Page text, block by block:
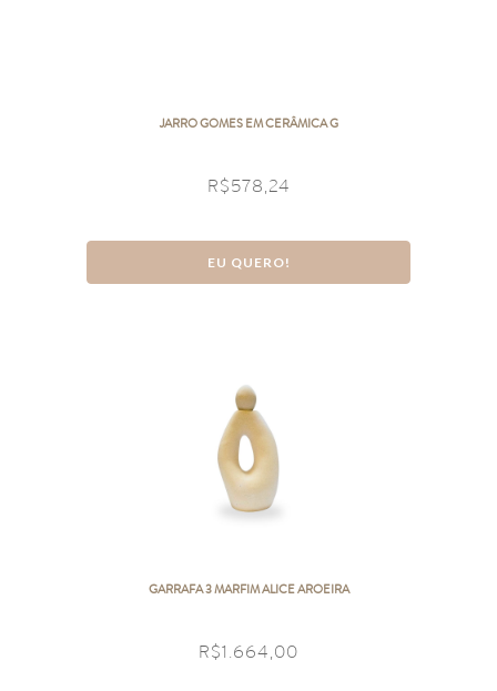
JARRO GOMES EM CERÂMICA G
R$578,24
EU QUERO!
GARRAFA 3 MARFIM ALICE AROEIRA
R$1.664,00